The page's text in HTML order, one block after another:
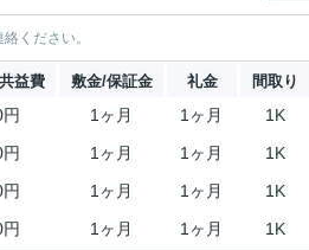
ください。
益費 敷金/保証金 礼金 間取り
1ヶ月 1ヶ月 1K
1ヶ月 1ヶ月 1K
1ヶ月 1ヶ月 1K
1ヶ月 1ヶ月 1K